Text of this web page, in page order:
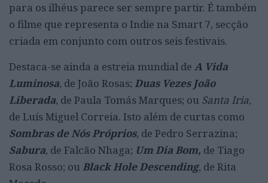
para os ilhéus parece ser sempre partir. É também
o filme que representa o Indie na Smart 7, secção
criada em conjunto com outros seis festivais.
Destaca-se ainda a estreia mundial de A Vida
Luminosa, de João Rosas; Duas Vezes João
Liberada, de Paula Tomás Marques; ou Santa Iria,
de Luís Miguel Correia. Isto além de curtas como
Sombras de Nós Próprios, de Pedro Serrazina;
Sabura, de Falcão Nhaga; Um Dia Bom, de Tiago
Rosa Rosso; ou Black Hole Descending, de Rita